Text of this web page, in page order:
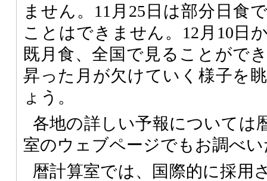
ません。11月25日は部分日食
ことはできません。12月10日
既月食、全国で見ることがで
昇った月が欠けていく様子を
ょう。
各地の詳しい予報については
室のウェブページでもお調べ
暦計算室では、国際的に採用